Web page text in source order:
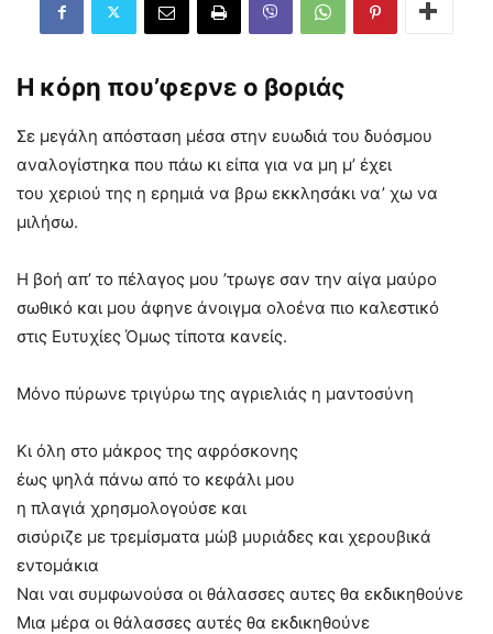
Η κόρη που’φερνε ο βοριάς
Σε μεγάλη απόσταση μέσα στην ευωδιά του δυόσμου
αναλογίστηκα που πάω κι είπα για να μη μ’ έχει
του χεριού της η ερημιά να βρω εκκλησάκι να’ χω να
μιλήσω.
Η βοή απ’ το πέλαγος μου ’τρωγε σαν την αίγα μαύρο
σωθικό και μου άφηνε άνοιγμα ολοένα πιο καλεστικό
στις Ευτυχίες Όμως τίποτα κανείς.
Μόνο πύρωνε τριγύρω της αγριελιάς η μαντοσύνη
Κι όλη στο μάκρος της αφρόσκονης
έως ψηλά πάνω από το κεφάλι μου
η πλαγιά χρησμολογούσε και
σισύριζε με τρεμίσματα μώβ μυριάδες και χερουβικά
εντομάκια
Ναι ναι συμφωνούσα οι θάλασσες αυτες θα εκδικηθούνε
Μια μέρα οι θάλασσες αυτές θα εκδικηθούνε